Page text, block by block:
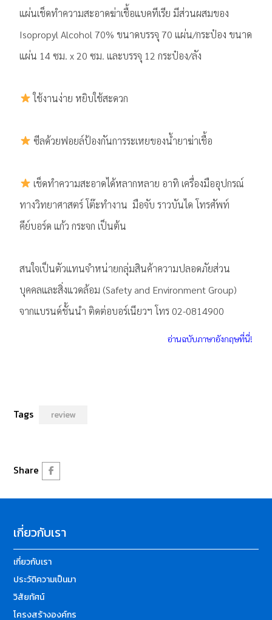
แผ่นเช็ดทำความสะอาดฆ่าเชื้อแบคทีเรีย มีส่วนผสมของ
Isopropyl Alcohol 70% ขนาดบรรจุ 70 แผ่น/กระป๋อง ขนาด
แผ่น 14 ซม. x 20 ซม. และบรรจุ 12 กระป๋อง/ลัง
ใช้งานง่าย หยิบใช้สะดวก
ซีลด้วยฟอยล์ป้องกันการระเหยของน้ำยาฆ่าเชื้อ
เช็ดทำความสะอาดได้หลากหลาย อาทิ เครื่องมืออุปกรณ์
ทางวิทยาศาสตร์ โต๊ะทำงาน มือจับ ราวบันได โทรศัพท์
คีย์บอร์ด แก้ว กระจก เป็นต้น
สนใจเป็นตัวแทนจำหน่ายกลุ่มสินค้าความปลอดภัยส่วน
บุคคลและสิ่งแวดล้อม (Safety and Environment Group)
จากแบรนด์ชั้นนำ ติดต่อบอร์เนียวฯ โทร 02-0814900
อ่านฉบับภาษาอังกฤษที่นี่!
Tags review
Share
เกี่ยวกับเรา
เกี่ยวกับเรา
ประวัติความเป็นมา
วิสัยทัศน์
โครงสร้างองค์กร